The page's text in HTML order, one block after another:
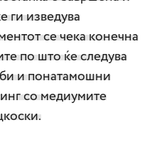
ги изведува
се чека конечна
по што ќе следува
и понатамошни
со медиумите